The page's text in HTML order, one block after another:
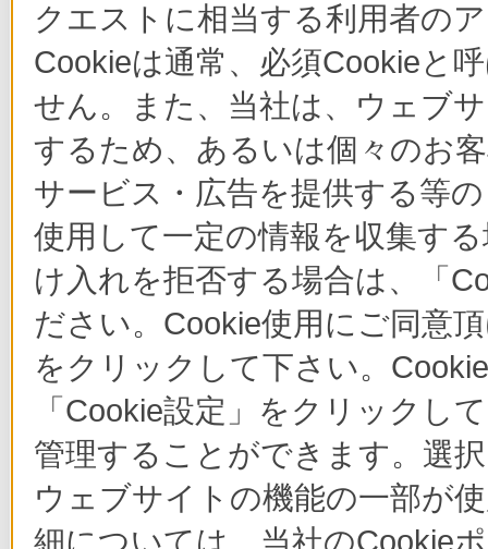
クエストに相当する利用者の
Cookieは通常、必須Cookieと
せん。また、当社は、ウェブ
するため、あるいは個々のお
サービス・広告を提供する等
使用して一定の情報を収集す
け入れを拒否する場合は、「
ださい。Cookie使用にご同意
をクリックして下さい。
「Cookie設定」をクリックし
管理することができます。選
ウェブサイトの機能の一部が
細については、当社のCookie